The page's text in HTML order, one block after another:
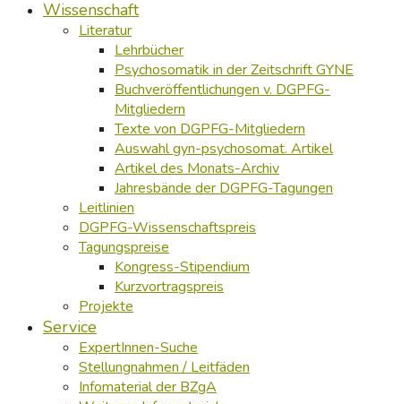
Wissenschaft
Literatur
Lehrbücher
Psychosomatik in der Zeitschrift GYNE
Buchveröffentlichungen v. DGPFG-
Mitgliedern
Texte von DGPFG-Mitgliedern
Auswahl gyn-psychosomat. Artikel
Artikel des Monats-Archiv
Jahresbände der DGPFG-Tagungen
Leitlinien
DGPFG-Wissenschaftspreis
Tagungspreise
Kongress-Stipendium
Kurzvortragspreis
Projekte
Service
ExpertInnen-Suche
Stellungnahmen / Leitfäden
Infomaterial der BZgA